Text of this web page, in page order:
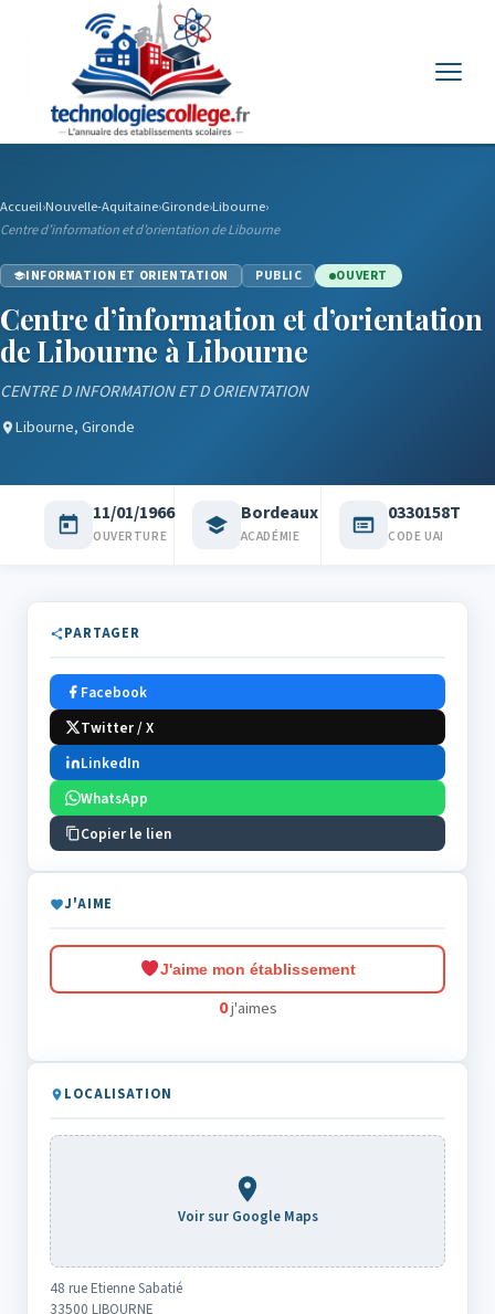
Accueil›Nouvelle-Aquitaine›Gironde›Libourne›
Centre d’information et d’orientation de Libourne
INFORMATION ET ORIENTATION PUBLIC OUVERT
Centre d’information et d’orientation
de Libourne à Libourne
CENTRE D INFORMATION ET D ORIENTATION
Libourne, Gironde
11/01/1966
OUVERTURE
Bordeaux
ACADÉMIE
0330158T
CODE UAI
PARTAGER
Facebook
Twitter / X
LinkedIn
WhatsApp
Copier le lien
J'AIME
J'aime mon établissement
0j'aimes
LOCALISATION
Voir sur Google Maps
48 rue Etienne Sabatié
33500 LIBOURNE